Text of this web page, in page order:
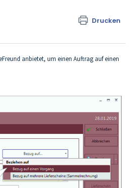
Drucken
anbietet, um einen Auftrag auf einen